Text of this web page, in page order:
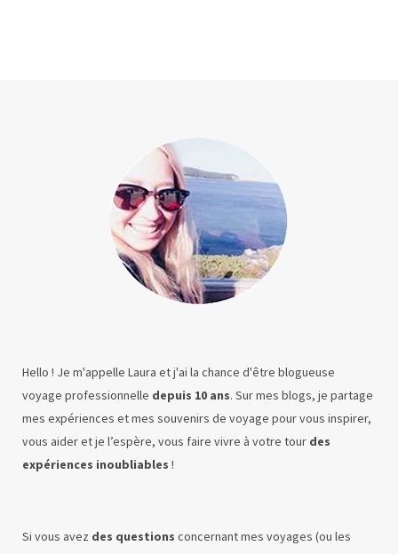
Hello ! Je m'appelle Laura et j'ai la chance d'être blogueuse
voyage professionnelle depuis 10 ans. Sur mes blogs, je partage
mes expériences et mes souvenirs de voyage pour vous inspirer,
vous aider et je l’espère, vous faire vivre à votre tour des
expériences inoubliables !
Si vous avez des questions concernant mes voyages (ou les